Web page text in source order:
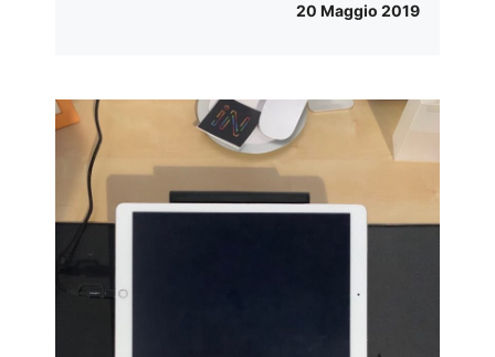
20 Maggio 2019